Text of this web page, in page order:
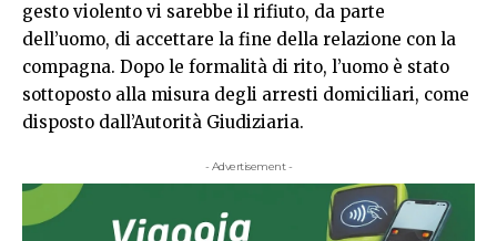
gesto violento vi sarebbe il rifiuto, da parte
dell’uomo, di accettare la fine della relazione con la
compagna. Dopo le formalità di rito, l’uomo è stato
sottoposto alla misura degli arresti domiciliari, come
disposto dall’Autorità Giudiziaria.
- Advertisement -